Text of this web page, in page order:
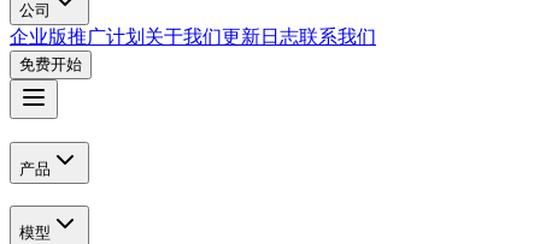
公司
企业版推广计划 关于我们更新日志联系我们
免费开始
产品
模型